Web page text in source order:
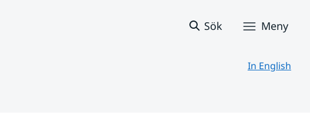
Sök Meny
In English